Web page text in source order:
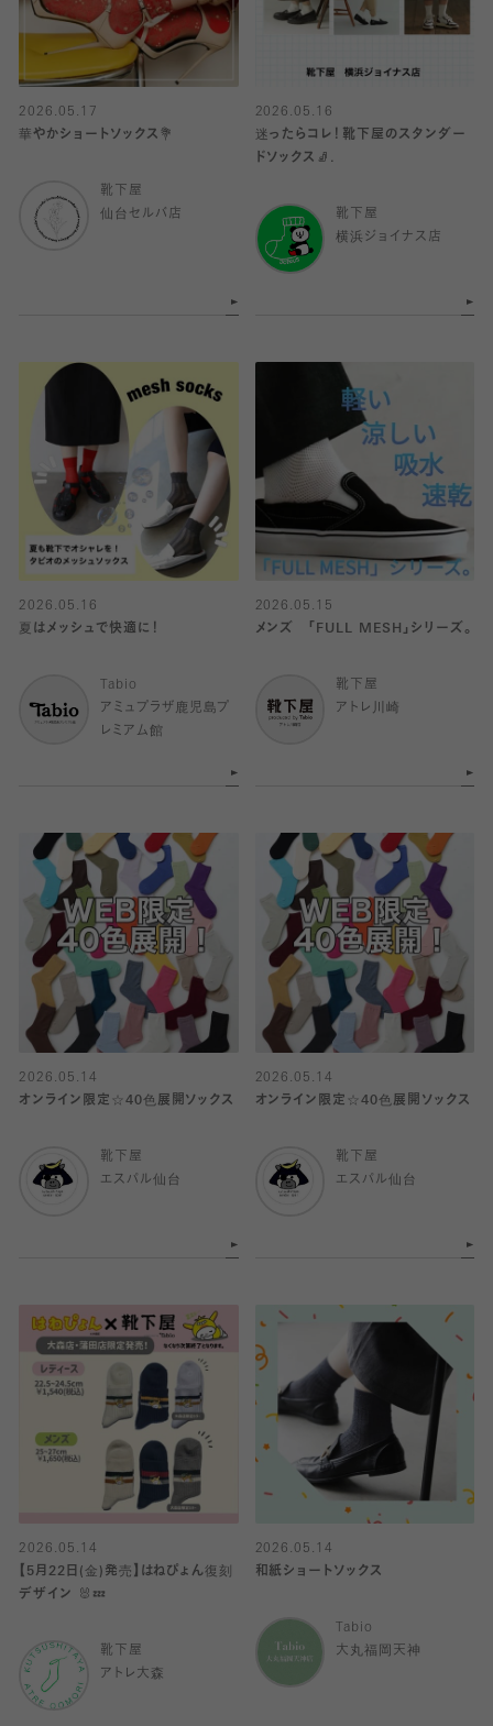
2026.05.17
華やかショートソックス💐
靴下屋
仙台セルバ店
2026.05.16
迷ったらコレ！靴下屋のスタンダー
ドソックス🧦.
靴下屋
横浜ジョイナス店
2026.05.16
夏はメッシュで快適に！
Tabio
アミュプラザ鹿児島プ
レミアム館
2026.05.15
メンズ 「FULL MESH」シリーズ。
靴下屋
アトレ川崎
2026.05.14
オンライン限定☆40色展開ソックス
靴下屋
エスパル仙台
2026.05.14
オンライン限定☆40色展開ソックス
靴下屋
エスパル仙台
2026.05.14
【5月22日(金)発売】はねぴょん復刻
デザイン 🐰💤
靴下屋
アトレ大森
2026.05.14
和紙ショートソックス
Tabio
大丸福岡天神